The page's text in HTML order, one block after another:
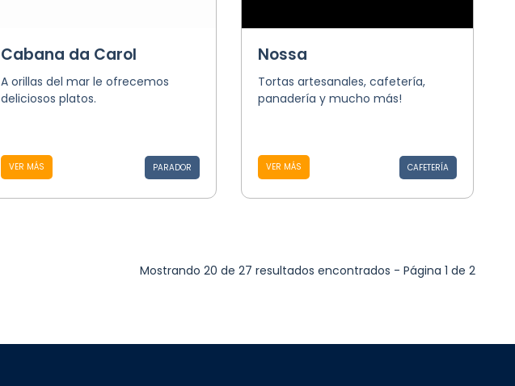
Cabana da Carol
A orillas del mar le ofrecemos
deliciosos platos.
VER MÁS PARADOR
Nossa
Tortas artesanales, cafetería,
panadería y mucho más!
VER MÁS CAFETERÍA
Mostrando 20 de 27 resultados encontrados - Página 1 de 2